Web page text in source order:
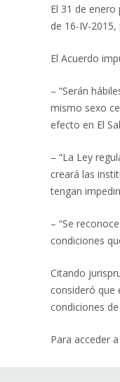
El 31 de
de 16-IV-
El Acuerdo
– “Serán
mismo sexo
efecto en El
– “La Ley
creará las
tengan
– “Se
condiciones
Citando
consideró que
condiciones
Para acceder